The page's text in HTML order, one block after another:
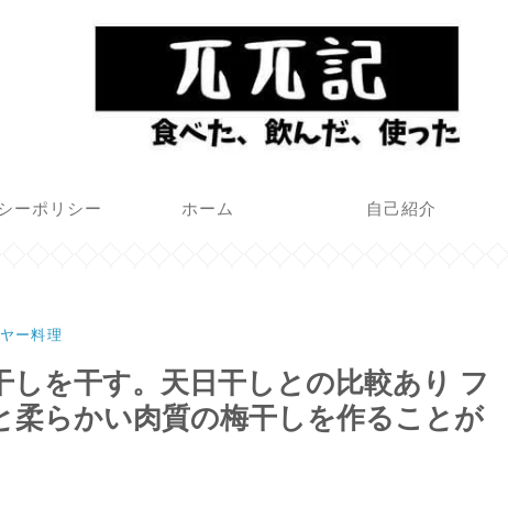
ーポリシー ホーム 自己紹介
ー料理
しを干す。天日干しとの比較あり フ
柔らかい肉質の梅干しを作ることが